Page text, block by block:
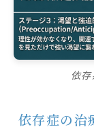
依
依存症の治